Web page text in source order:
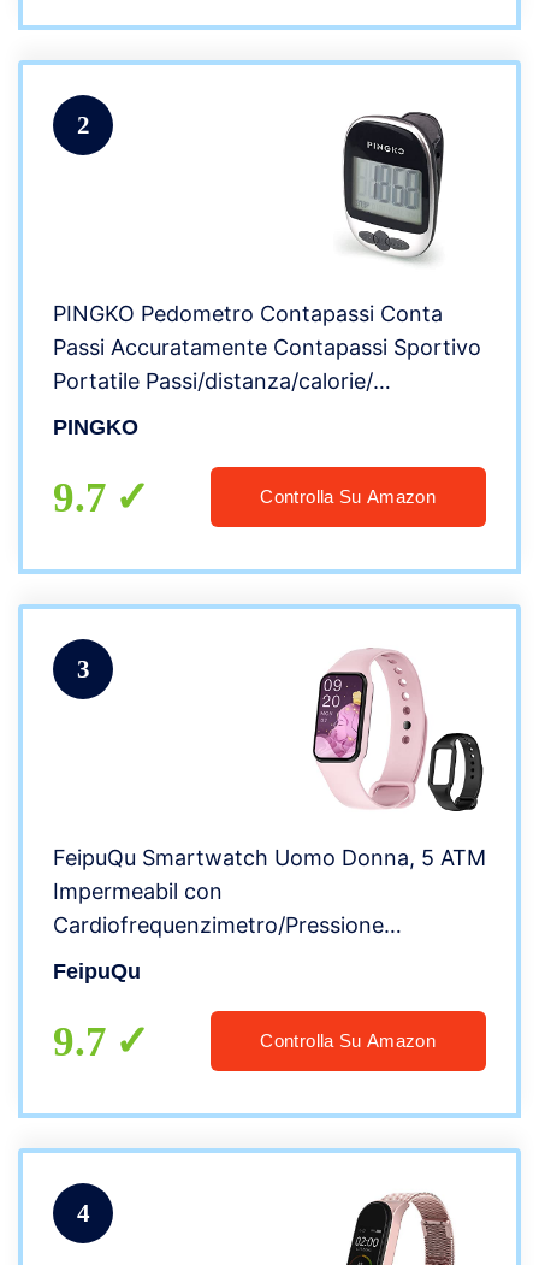
2
PINGKO Pedometro Contapassi Conta
Passi Accuratamente Contapassi Sportivo
Portatile Passi/distanza/calorie/
Contapassi per Fitness, Contatore di
PINGKO
9.7 Controlla Su Amazon
3
FeipuQu Smartwatch Uomo Donna, 5 ATM
Impermeabil con
Cardiofrequenzimetro/Pressione
Sanguigna/SpO2/Contapassi, Notifiche
Tracker per iOS Android
FeipuQu
9.7 Controlla Su Amazon
4